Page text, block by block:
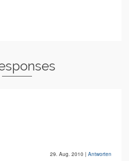
29. Aug. 2010 | Antworten